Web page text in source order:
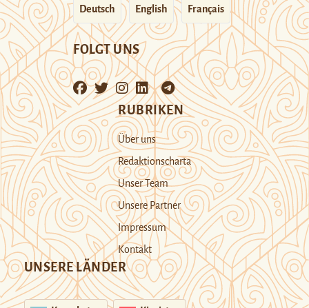
Deutsch English Français
FOLGT UNS
RUBRIKEN
Über uns
Redaktionscharta
Unser Team
Unsere Partner
Impressum
Kontakt
UNSERE LÄNDER